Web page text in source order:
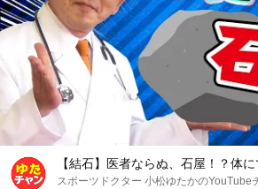
【結石】医者ならぬ、石屋！？体
スポーツドクター 小松ゆたかのYouTube